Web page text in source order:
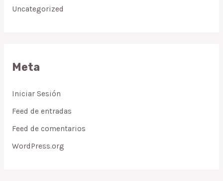
Uncategorized
Meta
Iniciar Sesión
Feed de entradas
Feed de comentarios
WordPress.org